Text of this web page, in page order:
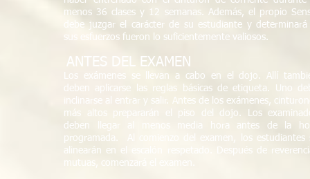
menos 36 clases y 12 semanas. Además, el propio
debe juzgar el carácter de su estudiante y determinará
sus esfuerzos fueron lo suficientemente valiosos.
ANTES DEL EXAMEN
Los exámenes se llevan a cabo en el dojo. Allí
deben aplicarse las reglas básicas de etiqueta. Uno
inclinarse al entrar y salir. Antes de los exámenes,
más altos prepararán el piso del dojo. Los
deben llegar al menos media hora antes de la
programada.
Al comienzo del examen, los estudiantes
alinearán en el escalón respetado. Después de
mutuas, comenzará el examen.